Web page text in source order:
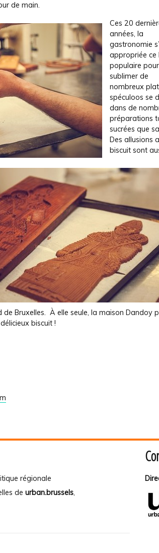
de main.
Ces 20
années, la
gastronomie
appropriée ce
populaire pour
sublimer de
nombreux
spéculoos se
dans de
préparations
sucrées que
Des allusions
biscuit sont
de Bruxelles. À elle seule, la maison Dandoy
biscuit !
régionale
de urban.brussels